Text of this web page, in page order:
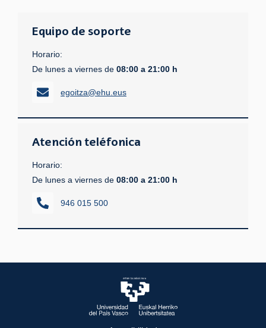
Equipo de soporte
Horario:
De lunes a viernes de 08:00 a 21:00 h
egoitza@ehu.eus
Atención teléfonica
Horario:
De lunes a viernes de 08:00 a 21:00 h
946 015 500